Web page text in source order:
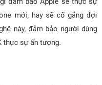
mới, hay sẽ cố gắng đợi
này, đảm bảo người dùng
thực sự ấn tượng.